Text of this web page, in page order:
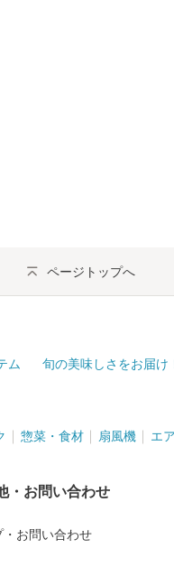
ページトップへ
ム 旬の美味しさをお届け
惣菜・食材 扇風機 エ
・お問い合わせ
・お問い合わせ